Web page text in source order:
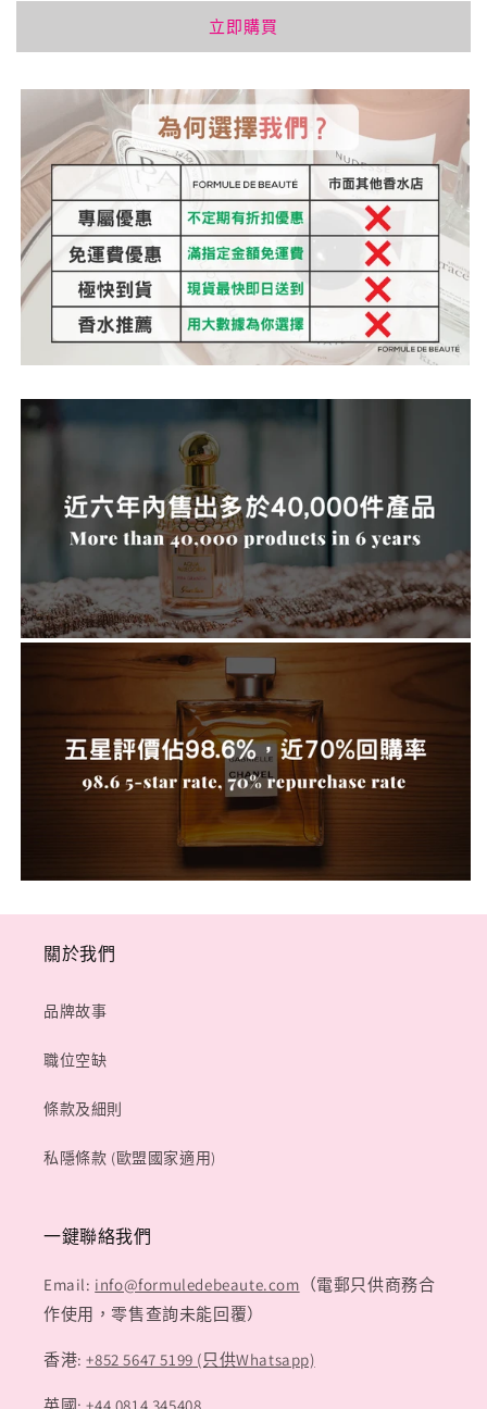
加
立即購買
關於我們
品牌故事
職位空缺
條款及細則
私隱條款 (歐盟國家適用)
一鍵聯絡我們
Email: info@formuledebeaute.com （電郵只供商務合
作使用，零售查詢未能回覆）
香港:+852 5647 5199 (只供Whatsapp)